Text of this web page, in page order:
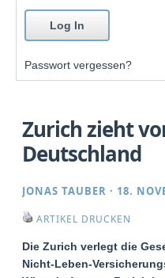
Passwort vergessen?
Zurich zieht
Deutschland
JONAS TAUBER · 18.
ARTIKEL DRUCKEN
Die Zurich verlegt die
Nicht-Leben-